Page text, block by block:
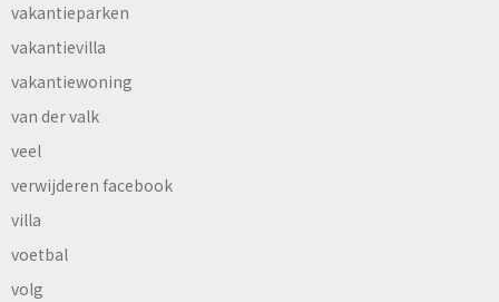
vakantieparken
vakantievilla
vakantiewoning
van der valk
veel
verwijderen facebook
villa
voetbal
volg